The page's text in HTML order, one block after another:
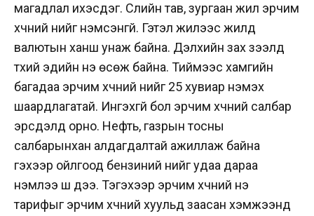
магадлал ихэсдэг. Сүүлийн тав, зургаан жил эрчим
хүчний үнийг нэмсэнгүй. Гэтэл жилээс жилд
валютын ханш унаж байна. Дэлхийн зах зээлд
түүхий эдийн үнэ өсөж байна. Тиймээс хамгийн
багадаа эрчим хүчний үнийг 25 хувиар нэмэх
шаардлагатай. Ингэхгүй бол эрчим хүчний салбар
эрсдэлд орно. Нефть, газрын тосны
салбарынхан алдагдалтай ажиллаж байна
гэхээр ойлгоод бензиний үнийг удаа дараа
нэмлээ шүү дээ. Тэгэхээр эрчим хүчний үнэ
тарифыг эрчим хүчний хуульд заасан хэмжээнд